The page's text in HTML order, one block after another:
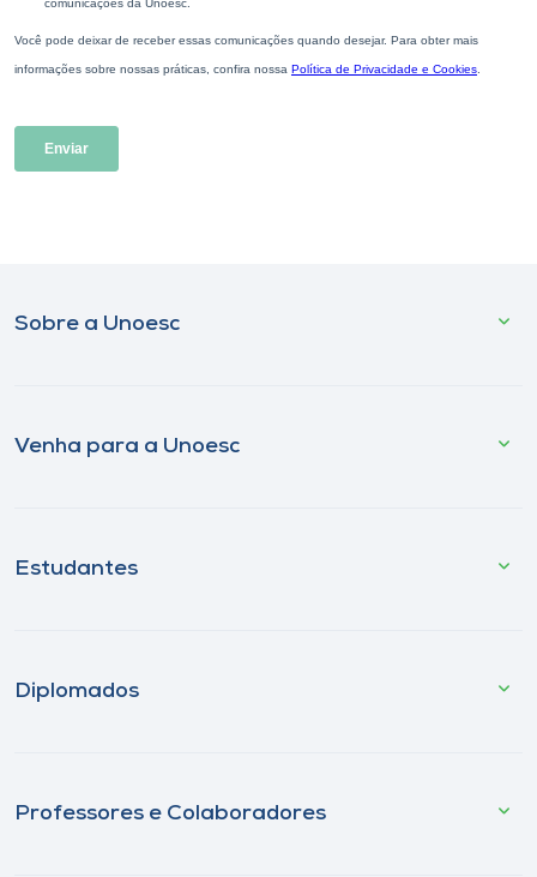
Sobre a Unoesc
Venha para a Unoesc
Estudantes
Diplomados
Professores e Colaboradores